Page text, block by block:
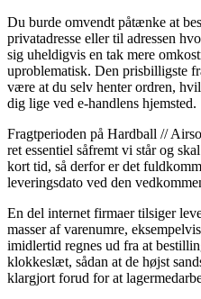
Du burde omvendt påtænke at
privatadresse eller til adressen
sig uheldigvis en tak mere
uproblematisk. Den prisbilligste
være at du selv henter ordren,
dig lige ved e-handlens hjemsted.
Fragtperioden på Hardball //
ret essentiel såfremt vi står og
kort tid, så derfor er det
leveringsdato ved den
En del internet firmaer tilsiger
masser af varenumre,
imidlertid regnes ud fra at
klokkeslæt, sådan at de højst
klargjort forud for at